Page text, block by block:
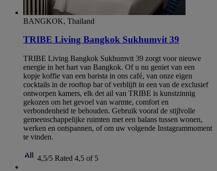
BANGKOK, Thailand
TRIBE Living Bangkok Sukhumvit 39
TRIBE Living Bangkok Sukhumvit 39 zorgt voor nieuwe
energie in het hart van Bangkok. Of u nu geniet van een
kopje koffie van een barista in ons café, van onze eigen
cocktails in de rooftop bar of verblijft in een van de exclusief
ontworpen kamers, elk det ail van TRIBE is kunstzinnig
gekozen om het gevoel van warmte, comfort en
verbondenheid te behouden. Gebruik vooral de stijlvolle
gemeenschappelijke ruimten met een balans tussen wonen,
werken en ontspannen, of om uw volgende Instagrammoment
te vinden.
4,5/5 Rated 4,5 of 5